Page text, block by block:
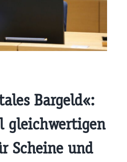
Bargeld«:
gleichwertigen
Scheine und